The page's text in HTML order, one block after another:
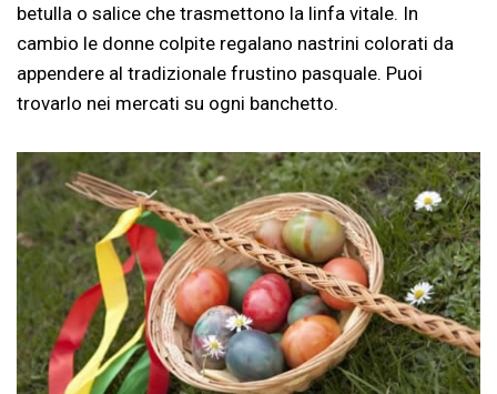
betulla o salice che trasmettono la linfa vitale. In
cambio le donne colpite regalano nastrini colorati da
appendere al tradizionale frustino pasquale. Puoi
trovarlo nei mercati su ogni banchetto.